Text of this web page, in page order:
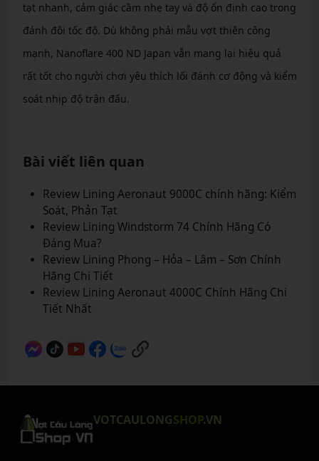
tạt nhanh, cảm giác cầm nhẹ tay và độ ổn định cao trong
đánh đôi tốc độ. Dù không phải mẫu vợt thiên công
mạnh, Nanoflare 400 ND Japan vẫn mang lại hiệu quả
rất tốt cho người chơi yêu thích lối đánh cơ động và kiểm
soát nhịp độ trận đấu.
Bài viết liên quan
Review Lining Aeronaut 9000C chính hãng: Kiểm
Soát, Phản Tạt
Review Lining Windstorm 74 Chính Hãng Có
Đáng Mua?
Review Lining Phong – Hỏa – Lâm – Sơn Chính
Hãng Chi Tiết
Review Lining Aeronaut 4000C Chính Hãng Chi
Tiết Nhất
VOTCAULONGSHOP.VN